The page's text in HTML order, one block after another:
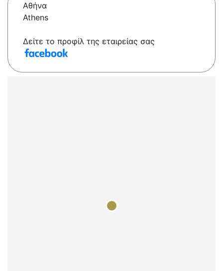
Αθήνα
Athens
Δείτε το προφίλ της εταιρείας σας